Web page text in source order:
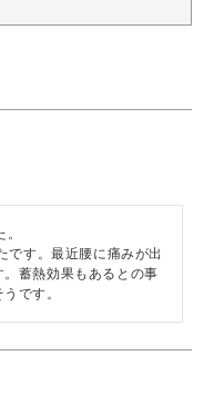
です。最近腰に痛みが出
蓄熱効果もあるとの事
です。